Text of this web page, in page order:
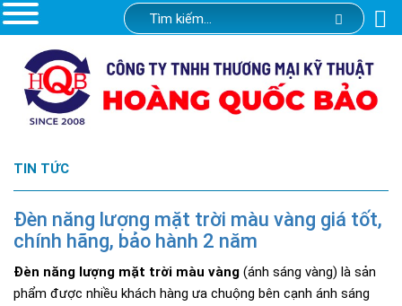
TIN TỨC
Đèn năng lượng mặt trời màu vàng giá tốt,
chính hãng, bảo hành 2 năm
Đèn năng lượng mặt trời màu vàng (ánh sáng vàng) là sản
phẩm được nhiều khách hàng ưa chuộng bên cạnh ánh sáng